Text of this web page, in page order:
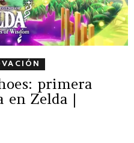
primera
en Zelda |